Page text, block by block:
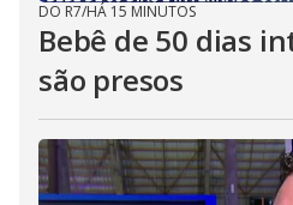
DO R7/HÁ 15 MINUTOS
Bebê de 50 dias
são presos